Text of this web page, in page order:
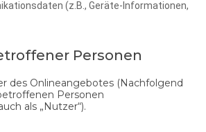
(z.B., Geräte-Informationen,
Personen
des Onlineangebotes (Nachfolgend
Personen
als „Nutzer“).